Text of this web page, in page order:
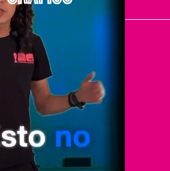
El Universal
Vive USA
Clase
De 10 sports
DeDinero